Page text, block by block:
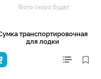
транспортировочная
для лодки